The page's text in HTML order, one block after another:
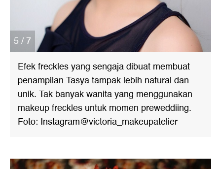
5 / 7
Efek freckles yang sengaja dibuat membuat
penampilan Tasya tampak lebih natural dan
unik. Tak banyak wanita yang menggunakan
makeup freckles untuk momen preweddiing.
Foto: Instagram@victoria_makeupatelier